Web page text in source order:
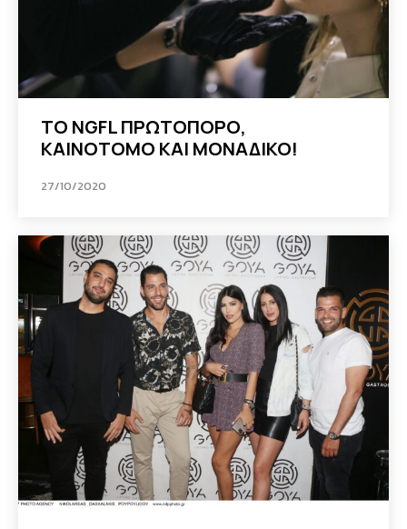
ΤΟ NGFL ΠΡΩΤΟΠΟΡΟ,
ΚΑΙΝΟΤΟΜΟ ΚΑΙ ΜΟΝΑΔΙΚΟ!
27/10/2020